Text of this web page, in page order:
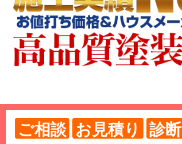
ご相談 お見積り 診断